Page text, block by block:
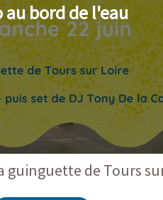
au bord de l'eau
guinguette de Tours